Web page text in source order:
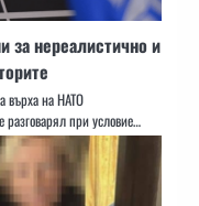
за нереалистично и
върха на НАТО
разговарял при условие…